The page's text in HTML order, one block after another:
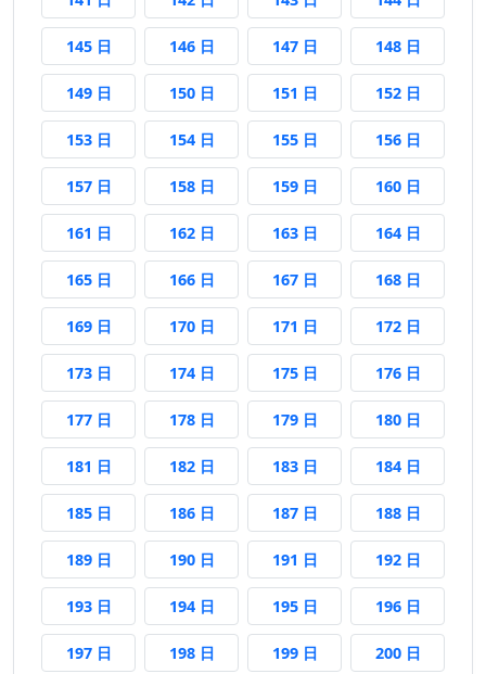
145 日145 日前146 日146 日前147 日147 日前148 日148 日前
149 日149 日前150 日150 日前151 日151 日前152 日152 日前
153 日153 日前154 日154 日前155 日155 日前156 日156 日前
157 日157 日前158 日158 日前159 日159 日前160 日160 日前
161 日161 日前162 日162 日前163 日163 日前164 日164 日前
165 日165 日前166 日166 日前167 日167 日前168 日168 日前
169 日169 日前170 日170 日前171 日171 日前172 日172 日前
173 日173 日前174 日174 日前175 日175 日前176 日176 日前
177 日177 日前178 日178 日前179 日179 日前180 日180 日前
181 日181 日前182 日182 日前183 日183 日前184 日184 日前
185 日185 日前186 日186 日前187 日187 日前188 日188 日前
189 日189 日前190 日190 日前191 日191 日前192 日192 日前
193 日193 日前194 日194 日前195 日195 日前196 日196 日前
197 日197 日前198 日198 日前199 日199 日前200 日200 日前